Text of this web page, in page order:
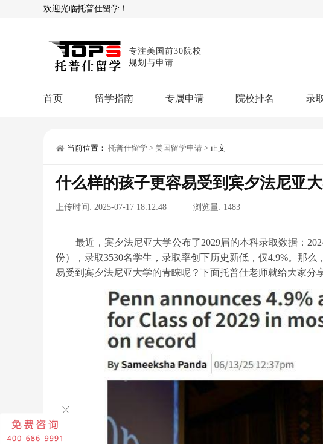
欢迎光临托普仕留学！
专注美国前30院校
规划与申请
首页 留学指南
留学攻略
留学资讯 院校资讯
专属申请
本科申请：
博士申请： 博士定制方案
混合申请： 菁英联申计划
留学工具： GPA计算器 留学
院校排名 录
当前位置： 托普仕留学 > 美国留学申请 > 正文
什么样的孩子更容易受到宾夕法尼亚
上传时间: 2025-07-17 18:12:48 浏览量: 1483
最近，宾夕法尼亚大学公布了2029届的本科录取数据：
份），录取3530名学生，录取率创下历史新低，仅4.9%。那
易受到宾夕法尼亚大学的青睐呢？下面托普仕老师就给大家分